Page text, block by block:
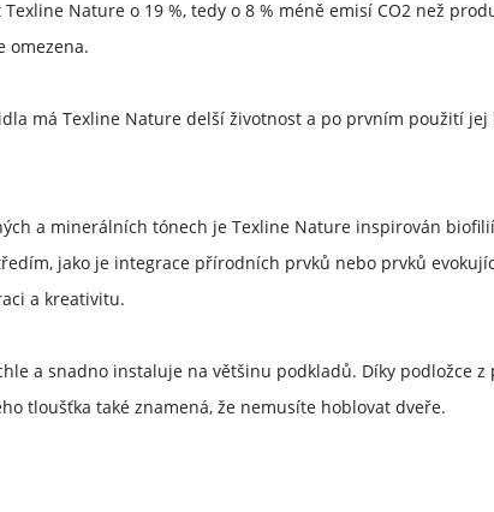
Nature o 19 %, tedy o 8 % méně emisí CO2 než
omezena.
má Texline Nature delší životnost a po prvním použití
a minerálních tónech je Texline Nature inspirován
jako je integrace přírodních prvků nebo prvků
a kreativitu.
a snadno instaluje na většinu podkladů. Díky podložce
tloušťka také znamená, že nemusíte hoblovat dveře.